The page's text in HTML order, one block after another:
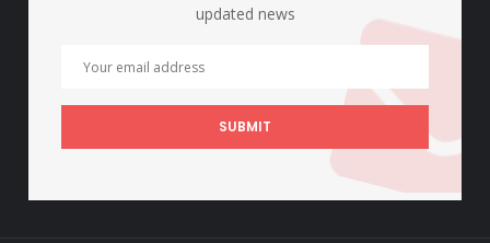
updated news
SUBMIT